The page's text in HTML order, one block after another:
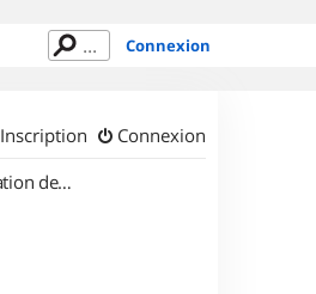
Connexion
Connexion
Inscription
Organisation de sorties en région Aquitaine